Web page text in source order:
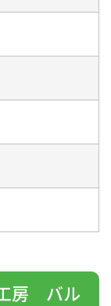
房 バル